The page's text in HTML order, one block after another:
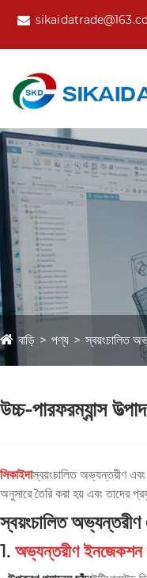
বাড়ি পণ্য স্বয়ংচালিত
উচ্চ-পারফরম্যান্স
সিকাইদাস্বয়ংচালিত অভ্যন্তরীণ এবং
অনুসারে তৈরি করা হয় এবং তাদের
স্বয়ংচালিত অভ্যন্তরীণ
1. অভ্যন্তরীণ ইনজেকশন